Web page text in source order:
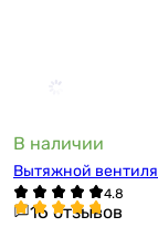
В наличии
Вытяжной
16 отзывов